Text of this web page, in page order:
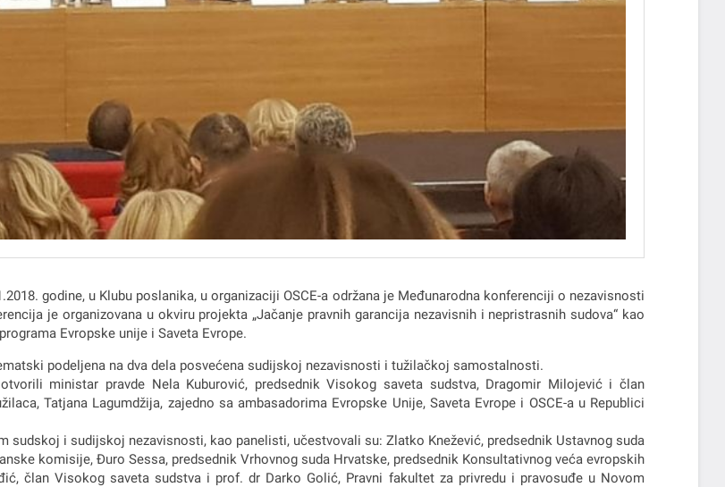
godine, u Klubu poslanika, u organizaciji OSCE-a održana je Međunarodna konferenciji o nezavisnosti
je organizovana u okviru projekta „Jačanje pravnih garancija nezavisnih i nepristrasnih sudova“ kao
Evropske unije i Saveta Evrope.
podelјena na dva dela posvećena sudijskoj nezavisnosti i tužilačkoj samostalnosti.
ministar pravde Nela Kuburović, predsednik Visokog saveta sudstva, Dragomir Milojević i član
Tatjana Lagumdžija, zajedno sa ambasadorima Evropske Unije, Saveta Evrope i OSCE-a u Republici
sudskoj i sudijskoj nezavisnosti, kao panelisti, učestvovali su: Zlatko Knežević, predsednik Ustavnog suda
komisije, Đuro Sessa, predsednik Vrhovnog suda Hrvatske, predsednik Konsultativnog veća evropskih
član Visokog saveta sudstva i prof. dr Darko Golić, Pravni fakultet za privredu i pravosuđe u Novom